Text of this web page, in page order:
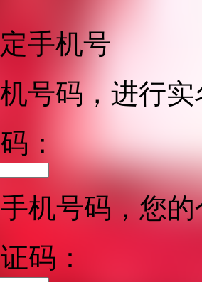
手机号
号码，进行
：
机号码，您
码：